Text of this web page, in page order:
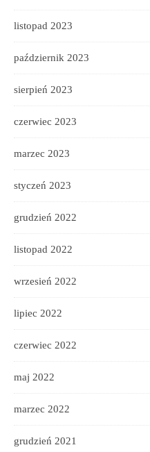
listopad 2023
październik 2023
sierpień 2023
czerwiec 2023
marzec 2023
styczeń 2023
grudzień 2022
listopad 2022
wrzesień 2022
lipiec 2022
czerwiec 2022
maj 2022
marzec 2022
grudzień 2021